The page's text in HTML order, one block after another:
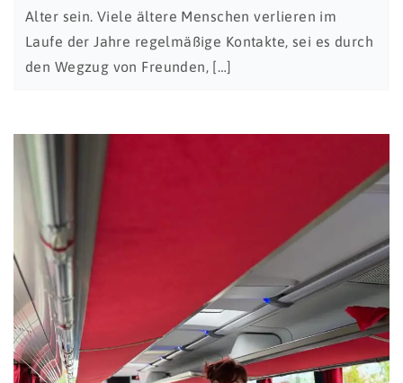
Alter sein. Viele ältere Menschen verlieren im
Laufe der Jahre regelmäßige Kontakte, sei es durch
den Wegzug von Freunden, […]